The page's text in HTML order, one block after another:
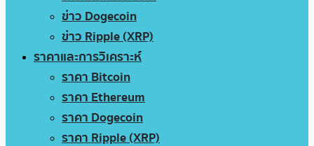
ข่าว Dogecoin
ข่าว Ripple (XRP)
ราคาและการวิเคราะห์
ราคา Bitcoin
ราคา Ethereum
ราคา Dogecoin
ราคา Ripple (XRP)